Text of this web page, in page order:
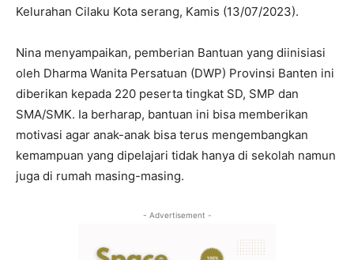
Kelurahan Cilaku Kota serang, Kamis (13/07/2023).
Nina menyampaikan, pemberian Bantuan yang diinisiasi
oleh Dharma Wanita Persatuan (DWP) Provinsi Banten ini
diberikan kepada 220 peserta tingkat SD, SMP dan
SMA/SMK. Ia berharap, bantuan ini bisa memberikan
motivasi agar anak-anak bisa terus mengembangkan
kemampuan yang dipelajari tidak hanya di sekolah namun
juga di rumah masing-masing.
- Advertisement -